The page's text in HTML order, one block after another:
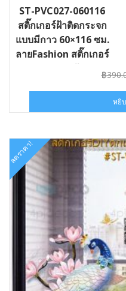
ST-PVC027-060116
สติ๊กเกอร์ฝ้าติดกระจก
แบบมีกาว 60×116 ซม.
ลายFashion สติ๊กเกอร์
฿
หยิ
ลดราคา!